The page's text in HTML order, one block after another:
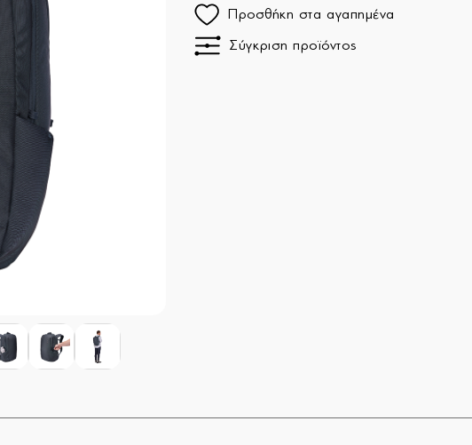
Προσθήκη στα αγαπημένα
Σύγκριση προϊόντος